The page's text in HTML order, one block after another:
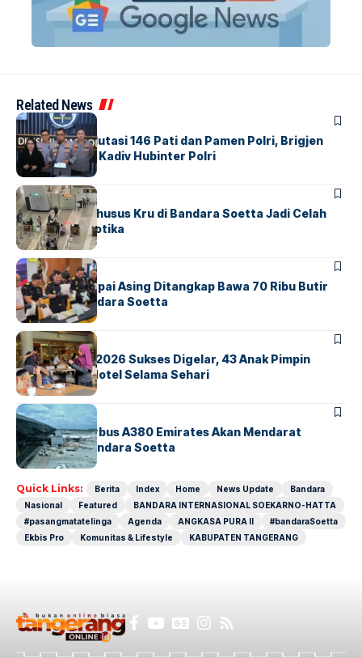
Related News
BERITA
Mabes Polri Mutasi 146 Pati dan Pamen Polri, Brigjen
Untung Jabat Kadiv Hubinter Polri
BANDARABERITA
Ketika Jalur Khusus Kru di Bandara Soetta Jadi Celah
Sindikat Narkotika
BANDARA BERITA
Kopilot Maskapai Asing Ditangkap Bawa 70 Ribu Butir
Ekstasi di Bandara Soetta
BERITAINDEX
GM For A Day 2026 Sukses Digelar, 43 Anak Pimpin
Operasional Hotel Selama Sehari
BANDARA BERITA
8 Agustus, Airbus A380 Emirates Akan Mendarat
Perdana di Bandara Soetta
Quick Links: Berita Index Home News Update
Bandara
Nasional
Featured
BANDARA INTERNASIONAL SOEKARNO-HATTA
#pasangmatatelinga
Agenda ANGKASA PURA II
#bandaraSoetta
Ekbis Pro
Komunitas & Lifestyle KABUPATEN TANGERANG